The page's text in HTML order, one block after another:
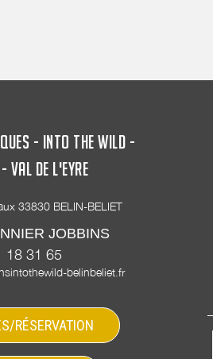
- INTO THE WILD -
VAL DE L'EYRE
33830 BELIN-BELIET
JOBBINS
18 31 65
belinbeliet.fr
RÉSERVATION